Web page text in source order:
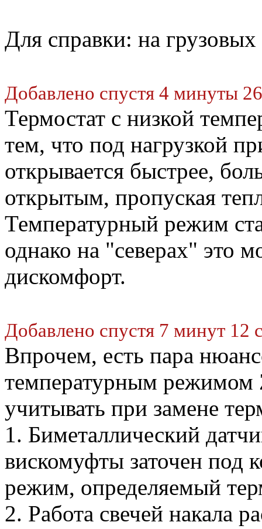
Для справки: на
Добавлено спустя 4 минуты
Термостат с низкой
тем, что под нагрузкой
открывается быстрее,
открытым, пропуская
Температурный режим
однако на "северах" это
дискомфорт.
Добавлено спустя 7 минут 12
Впрочем, есть пара
температурным режимом
учитывать при замене
1. Биметаллический
вискомуфты заточен под
режим, определяемый
2. Работа свечей накала